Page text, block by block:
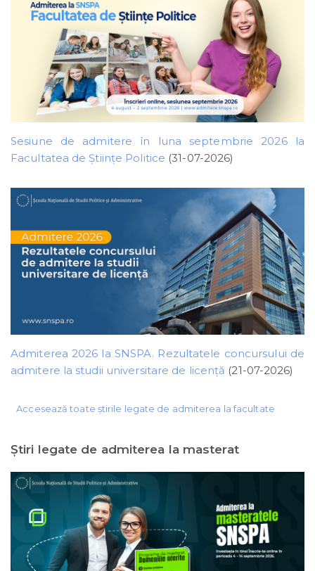
Sesiune de admitere în luna septembrie 2026 la
Facultatea de Științe Politice (31-07-2026)
Admiterea 2026 la SNSPA. Rezultatele concursului de
admitere la studii universitare de licență (21-07-2026)
Accesează toate știrile legate de admiterea la facultate
Ştiri legate de admiterea la masterat